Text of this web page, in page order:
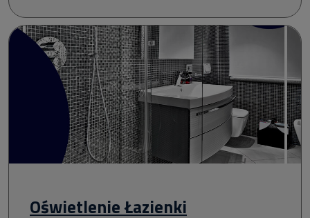
Oświetlenie Łazienki